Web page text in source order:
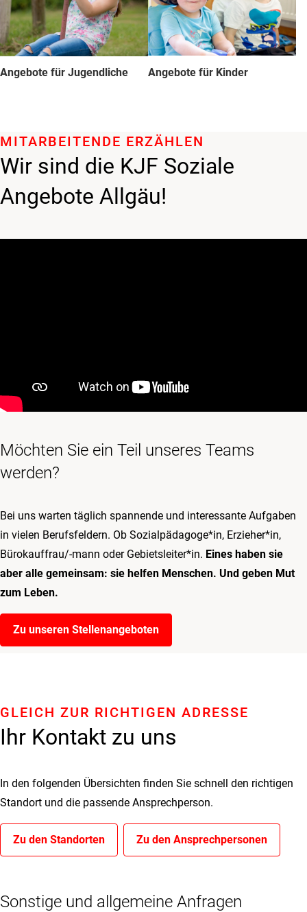
Angebote für Jugendliche Angebote für Kinder
Wir sind die KJF Soziale
Angebote Allgäu!
MITARBEITENDE ERZÄHLEN
Möchten Sie ein Teil unseres Teams
werden?
Bei uns warten täglich spannende und interessante Aufgaben
in vielen Berufsfeldern. Ob Sozialpädagoge*in, Erzieher*in,
Bürokauffrau/-mann oder Gebietsleiter*in. Eines haben sie
aber alle gemeinsam: sie helfen Menschen. Und geben Mut
zum Leben.
Zu unseren Stellenangeboten
Ihr Kontakt zu uns
GLEICH ZUR RICHTIGEN ADRESSE
In den folgenden Übersichten finden Sie schnell den richtigen
Standort und die passende Ansprechperson.
Zu den Standorten Zu den Ansprechpersonen
Sonstige und allgemeine Anfragen